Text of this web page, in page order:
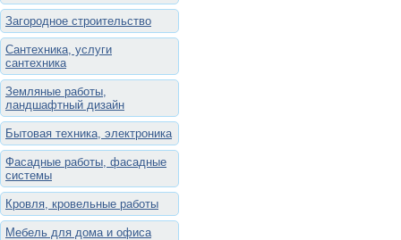
Загородное строительство
Сантехника, услуги
сантехника
Земляные работы,
ландшафтный дизайн
Бытовая техника, электроника
Фасадные работы, фасадные
системы
Кровля, кровельные работы
Мебель для дома и офиса